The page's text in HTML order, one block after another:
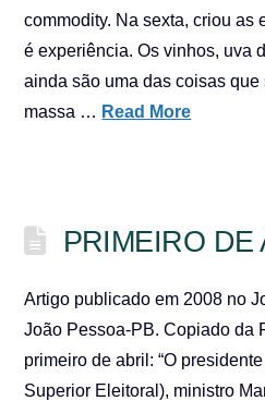
commodity. Na sexta, criou as
é experiência. Os vinhos, uva
ainda são uma das coisas
massa … Read More
PRIMEIRO DE
Artigo publicado em 2008 no
João Pessoa-PB. Copiado da
primeiro de abril: “O
Superior Eleitoral), ministro